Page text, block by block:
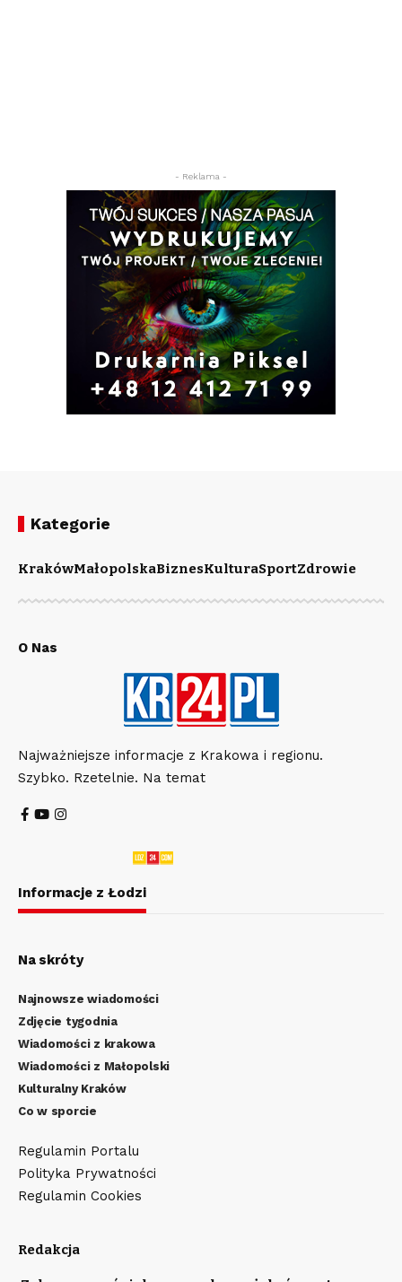
- Reklama -
Kategorie
KrakówMałopolskaBiznesKulturaSportZdrowie
O Nas
Najważniejsze informacje z Krakowa i regionu.
Szybko. Rzetelnie. Na temat
Informacje z Łodzi
Na skróty
Najnowsze wiadomości
Zdjęcie tygodnia
Wiadomości z krakowa
Wiadomości z Małopolski
Kulturalny Kraków
Co w sporcie
Regulamin Portalu
Polityka Prywatności
Regulamin Cookies
Redakcja